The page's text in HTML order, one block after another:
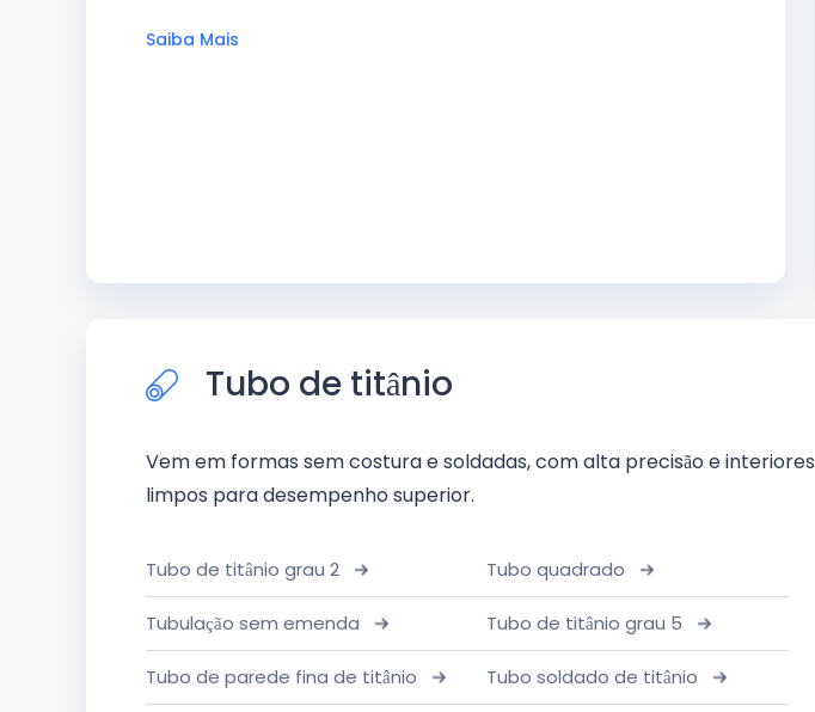
Saiba Mais
Tubo de titânio
Vem em formas sem costura e soldadas, com alta precisão e interiores
limpos para desempenho superior.
Tubo de titânio grau 2 Tubo quadrado
Tubulação sem emenda Tubo de titânio grau 5
Tubo de parede fina de titânio Tubo soldado de titânio